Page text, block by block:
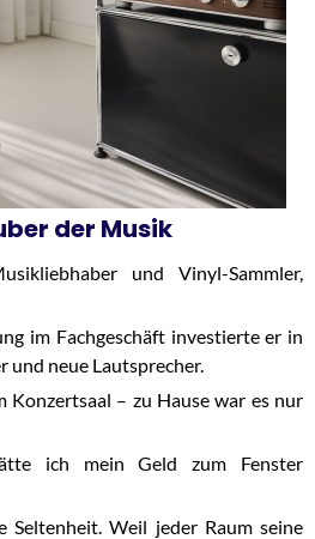
der Musik
und Vinyl-Sammler,
im Fachgeschäft investierte er in
und neue Lautsprecher.
Konzertsaal – zu Hause war es nur
ich mein Geld zum Fenster
Seltenheit. Weil jeder Raum seine